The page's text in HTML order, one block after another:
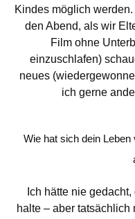
Kindes möglich
den Abend, als wir
Film ohne
einzuschlafen)
neues
ich gerne
Wie hat sich dein
Ich hätte nie
halte – aber tatsächlich